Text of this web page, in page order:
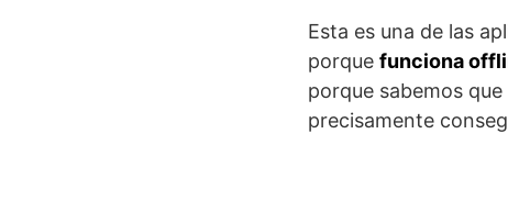
Esta es una de las
porque funciona
porque sabemos
precisamente